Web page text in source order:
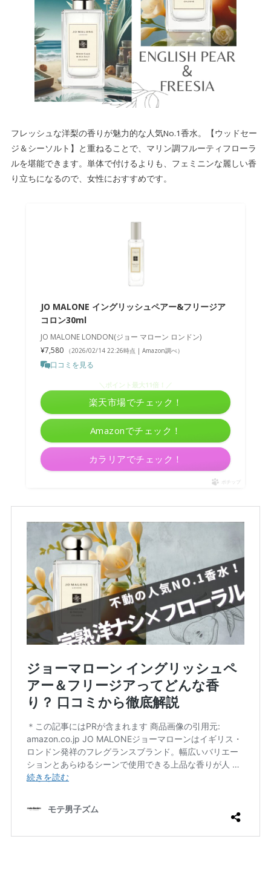
フレッシュな洋梨の香りが魅力的な人気No.1香水。【ウッドセー
ジ＆シーソルト】と重ねることで、 マリン調フルーティフローラ
ルを堪能できます。 単体で付けるよりも、フェミニンな麗しい香
り立ちになるので、女性におすすめです。
JO MALONE イングリッシュペアー&フリージア
コロン30ml
JO MALONE LONDON(ジョー マローン ロンドン)
¥7,580
（2026/02/14 22:26時点 | Amazon調べ）
口コミを見る
Amazonでチェック！
＼ポイント最大11倍！／
楽天市場でチェック！
カラリアでチェック！
ポチップ